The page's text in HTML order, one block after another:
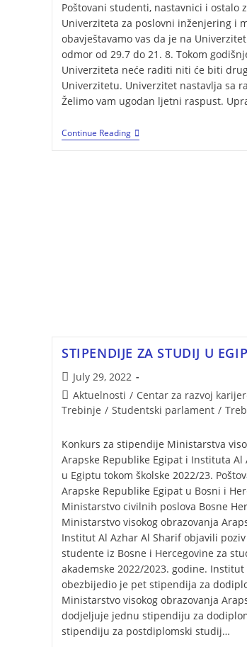
Poštovani studenti, nastavnici i ostalo
Univerziteta za poslovni inženjering i
obavještavamo vas da je na
odmor od 29.7 do 21. 8. Tokom
Univerziteta neće raditi niti će biti
Univerzitetu. Univerzitet nastavlja sa
Želimo vam ugodan ljetni raspust.
Continue Reading
STIPENDIJE ZA STUDIJ U
July 29, 2022
Aktuelnosti / Centar za razvoj
Trebinje / Studentski parlament /
Konkurs za stipendije Ministarstva
Arapske Republike Egipat i Instituta
u Egiptu tokom školske 2022/23.
Arapske Republike Egipat u Bosni i
Ministarstvo civilnih poslova Bosne
Ministarstvo visokog obrazovanja
Institut Al Azhar Al Sharif objavili
studente iz Bosne i Hercegovine za
akademske 2022/2023. godine.
obezbijedio je pet stipendija za
Ministarstvo visokog obrazovanja
dodjeljuje jednu stipendiju za
stipendiju za postdiplomski studij…